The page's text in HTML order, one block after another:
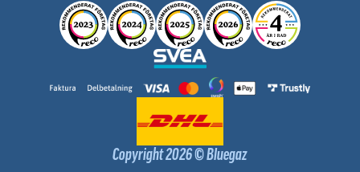
Copyright 2026 © Bluegaz